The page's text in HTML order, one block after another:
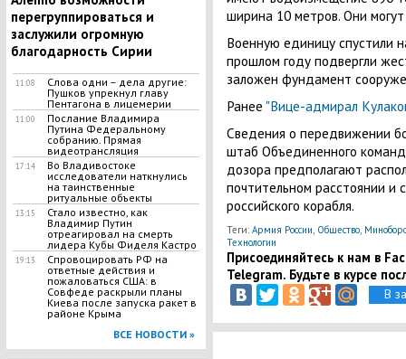
перегруппироваться и
заслужили огромную
благодарность Сирии
11:08
Слова одни – дела другие:
Пушков упрекнул главу
Пентагона в лицемерии
11:00
Послание Владимира
Путина Федеральному
собранию. Прямая
видеотрансляция
17:14
Во Владивостоке
исследователи наткнулись
на таинственные
ритуальные объекты
13:15
Стало известно, как
Владимир Путин
отреагировал на смерть
лидера Кубы Фиделя Кастро
19:13
Спровоцировать РФ на
ответные действия и
пожаловаться США: в
Совфеде раскрыли планы
Киева после запуска ракет в
районе Крыма
ВСЕ НОВОСТИ »
ширина 10 метров. Они
Военную единицу спустили
прошлом году подвергли
заложен фундамент
Ранее "Вице-адмирал
Сведения о передвижении
штаб Объединенного
дозора предполагают
почтительном расстоянии
российского корабля.
Теги:Армия России Общество,
Технологии
Присоединяйтесь к нам в
Telegram. Будьте в курсе
В